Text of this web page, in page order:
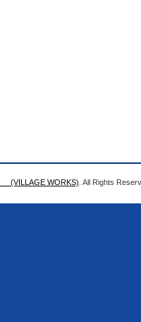
WORKS) . All Rights